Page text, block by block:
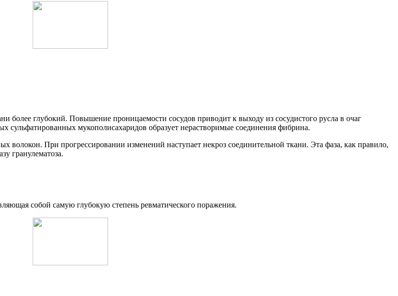
более глубокий. Повышение проницаемости сосудов приводит к выходу из сосудистого русла в очаг
мукополисахаридов образует нерастворимые соединения фибрина.
волокон. При прогрессировании изменений наступает некроз соединительной ткани. Эта фаза, как правило,
гранулематоза.
собой самую глубокую степень ревматического поражения.